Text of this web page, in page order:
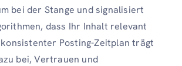
bei der Stange und signalisiert
dass Ihr Inhalt relevant
Posting-Zeitplan trägt
bei, Vertrauen und